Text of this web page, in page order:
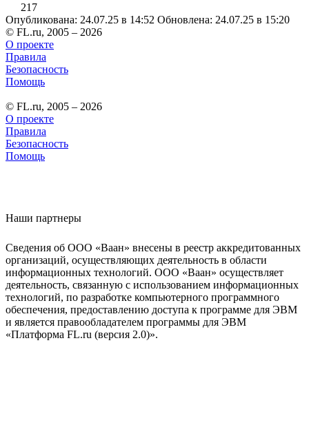
217
Опубликована: 24.07.25 в 14:52 Обновлена: 24.07.25 в 15:20
© FL.ru, 2005 – 2026
О проекте
Правила
Безопасность
Помощь
© FL.ru, 2005 – 2026
О проекте
Правила
Безопасность
Помощь
Наши партнеры
Сведения об ООО «Ваан» внесены в реестр аккредитованных
организаций, осуществляющих деятельность в области
информационных технологий. ООО «Ваан» осуществляет
деятельность, связанную с использованием информационных
технологий, по разработке компьютерного программного
обеспечения, предоставлению доступа к программе для ЭВМ
и является правообладателем программы для ЭВМ
«Платформа FL.ru (версия 2.0)».